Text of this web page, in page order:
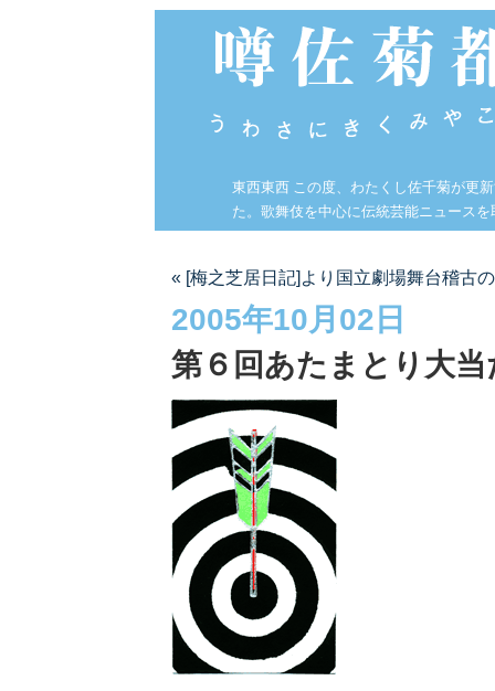
東西東西 この度、わたくし佐千菊が更
た。歌舞伎を中心に伝統芸能ニュース
« [梅之芝居日記]より国立劇場舞台稽古
2005年10月02日
第６回あたまとり大当